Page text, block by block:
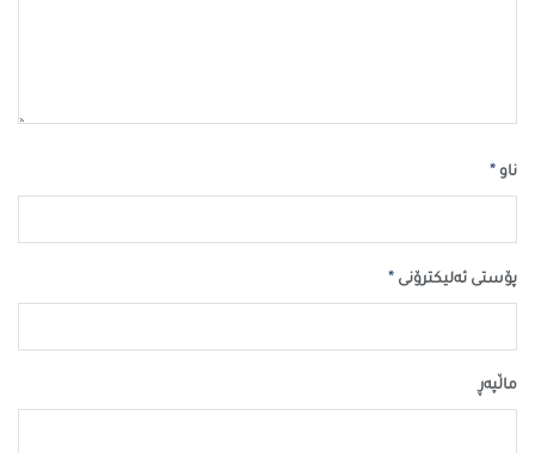
ناو *
پۆستی ئەلیکترۆنی *
ماڵپه‌ڕ